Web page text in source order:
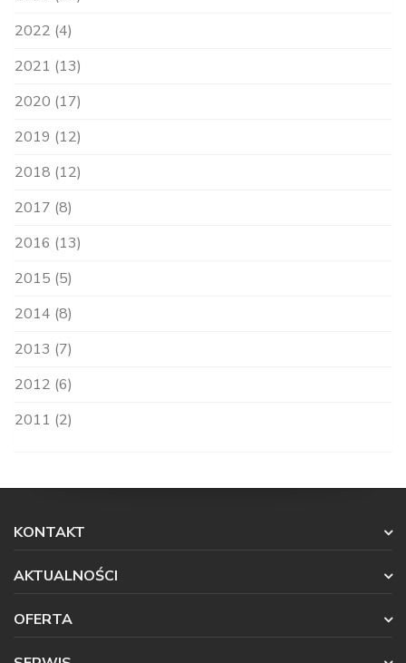
2022 (4)
2021 (13)
2020 (17)
2019 (12)
2018 (12)
2017 (8)
2016 (13)
2015 (5)
2014 (8)
2013 (7)
2012 (6)
2011 (2)
KONTAKT
AKTUALNOŚCI
OFERTA